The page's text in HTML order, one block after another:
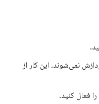
نمی‌شوند. این کار از